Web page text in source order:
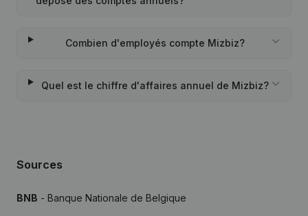
Combien d'employés compte Mizbiz?
Quel est le chiffre d'affaires annuel de Mizbiz?
Sources
BNB - Banque Nationale de Belgique